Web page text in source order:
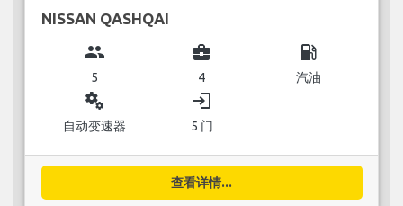
NISSAN QASHQAI
group
5
business_center
4
local_gas_station
汽油
miscellaneous_services
自动变速器
login
5 门
查看详情...